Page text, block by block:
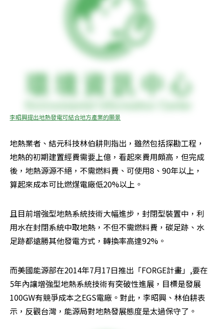
李昭興提出地熱發電可結合地方產業的願景
地熱業者、結元科技林伯耕則指出，雖然包括探勘工程，
地熱的初期建置經費需要上億，看起來費用頗高，但完成
後，地熱源源不絕，不需燃料費、可使用8、90年以上，
算起來成本可比燃煤電廠低20%以上。
且目前增強型地熱系統技術大幅進步，封閉型裝置中，利
用水在封閉系統中取地熱，不但不需燃料費，碳足跡、水
足跡都遠勝其他發電方式，轉換率高達92%。
而美國能源部在2014年7月17日推出「FORGE計畫」,要在
5年內讓增強型地熱系統技術有突破性進展，目標是發展
100GW有競爭成本之EGS電廠。對此，李昭興、林伯耕表
示，反觀台灣，能源局對地熱發展態度是太過保守了。